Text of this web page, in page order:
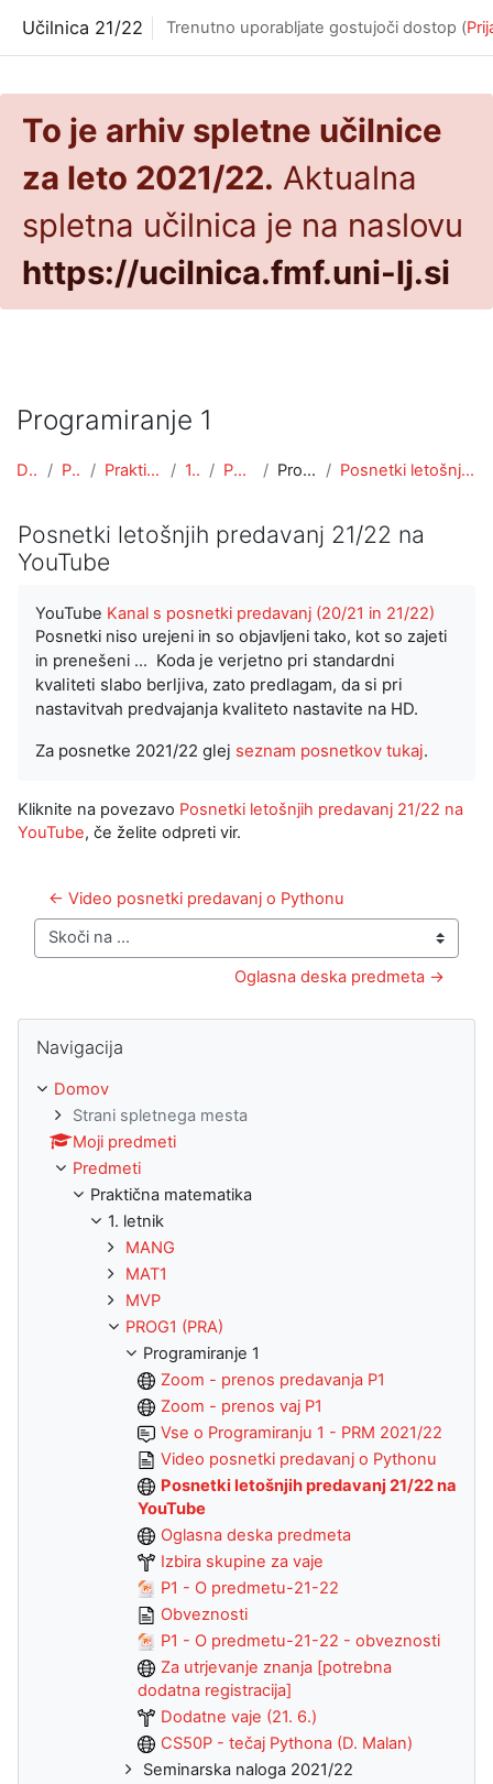
To je arhiv spletne učilnice
za leto 2021/22. Aktualna
spletna učilnica je na naslovu
https://ucilnica.fmf.uni-lj.si
Učilnica 21/22 Trenutno uporabljate gostujoči dostop (
Programiranje 1
Domov Predmeti Praktična matematika 1. letnik PROG1 (PRA) Programiranje 1 Posnetki letošnjih predavanj 21/22 na YouTube
Posnetki letošnjih predavanj 21/22 na
YouTube
YouTube Kanal s posnetki predavanj (20/21 in 21/22)
Posnetki niso urejeni in so objavljeni tako, kot so zajeti
in prenešeni ... Koda je verjetno pri standardni
kvaliteti slabo berljiva, zato predlagam, da si pri
nastavitvah predvajanja kvaliteto nastavite na HD.
Za posnetke 2021/22 glej seznam posnetkov tukaj.
Kliknite na povezavo Posnetki letošnjih predavanj 21/22 na
YouTube, če želite odpreti vir.
← Video posnetki predavanj o Pythonu
Skoči na ...
Oglasna deska predmeta →
Navigacija
Domov
Strani spletnega mesta
Moji predmeti
Predmeti
Praktična matematika
1. letnik
MANG
MAT1
MVP
PROG1 (PRA)
Programiranje 1
Zoom - prenos predavanja P1
Zoom - prenos vaj P1
Vse o Programiranju 1 - PRM 2021/22
Video posnetki predavanj o Pythonu
Posnetki letošnjih predavanj 21/22 na
YouTube
Oglasna deska predmeta
Izbira skupine za vaje
P1 - O predmetu-21-22
Obveznosti
P1 - O predmetu-21-22 - obveznosti
Za utrjevanje znanja [potrebna
dodatna registracija]
Dodatne vaje (21. 6.)
CS50P - tečaj Pythona (D. Malan)
Seminarska naloga 2021/22